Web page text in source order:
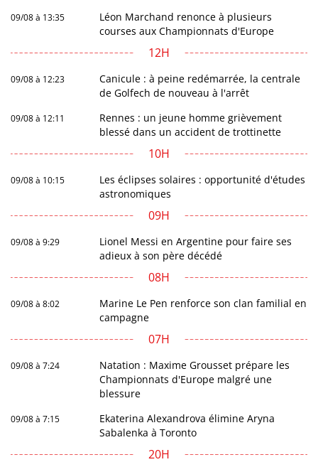
09/08 à 13:35
Léon Marchand renonce à plusieurs
courses aux Championnats d'Europe
12H
09/08 à 12:23
Canicule : à peine redémarrée, la centrale
de Golfech de nouveau à l'arrêt
09/08 à 12:11
Rennes : un jeune homme grièvement
blessé dans un accident de trottinette
10H
09/08 à 10:15
Les éclipses solaires : opportunité d'études
astronomiques
09H
09/08 à 9:29
Lionel Messi en Argentine pour faire ses
adieux à son père décédé
08H
09/08 à 8:02
Marine Le Pen renforce son clan familial en
campagne
07H
09/08 à 7:24
Natation : Maxime Grousset prépare les
Championnats d'Europe malgré une
blessure
09/08 à 7:15
Ekaterina Alexandrova élimine Aryna
Sabalenka à Toronto
20H